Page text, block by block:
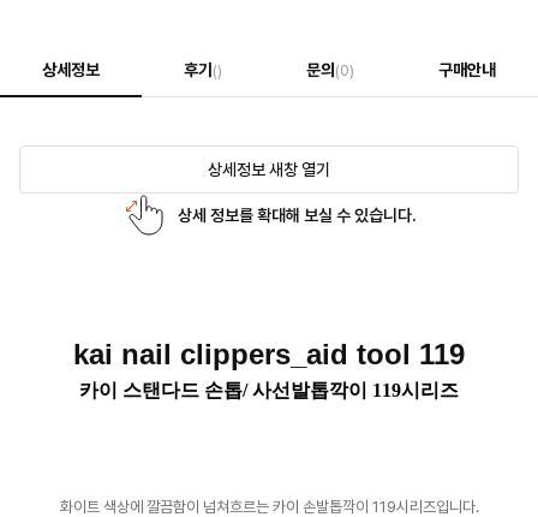
상세정보 후기 () 문의 (0) 구매안내
상세정보 새창 열기
상세 정보를 확대해 보실 수 있습니다.
kai nail clippers_aid tool 119
카이 스탠다드 손톱/ 사선발톱깍이 119시리즈
화이트 색상에 깔끔함이 넘쳐흐르는 카이 손발톱깍이 119시리즈입니다.